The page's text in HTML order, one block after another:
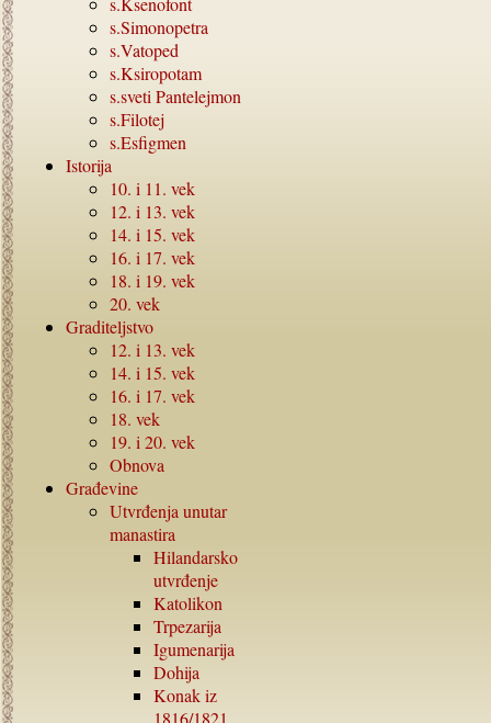
s.Simonopetra
s.Vatoped
s.Ksiropotam
s.sveti Pantelejmon
s.Filotej
s.Esfigmen
Istorija
10. i 11. vek
12. i 13. vek
14. i 15. vek
16. i 17. vek
18. i 19. vek
20. vek
Graditeljstvo
12. i 13. vek
14. i 15. vek
16. i 17. vek
18. vek
19. i 20. vek
Obnova
Građevine
Utvrđenja unutar
manastira
Hilandarsko
utvrđenje
Katolikon
Trpezarija
Igumenarija
Dohija
Konak iz
1816/1821